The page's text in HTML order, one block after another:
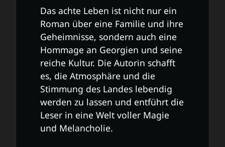
Das achte Leben ist nicht nur ein
Roman über eine Familie und ihre
Geheimnisse, sondern auch eine
Hommage an Georgien und seine
reiche Kultur. Die Autorin schafft
es, die Atmosphäre und die
Stimmung des Landes lebendig
werden zu lassen und entführt die
Leser in eine Welt voller Magie
und Melancholie.